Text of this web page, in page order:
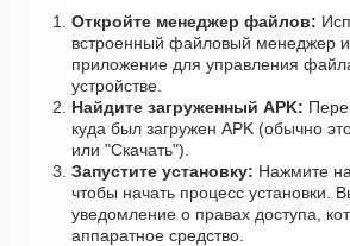
Откройте менеджер файлов:
встроенный файловый менеджер
приложение для управления
устройстве.
Найдите загруженный APK:
куда был загружен APK (обычно
или "Скачать").
Запустите установку: Нажмите
чтобы начать процесс установки.
уведомление о правах доступа,
аппаратное средство.